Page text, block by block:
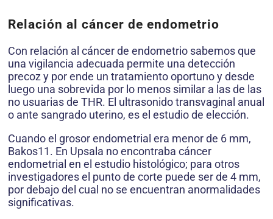
Relación al cáncer de endometrio
Con relación al cáncer de endometrio sabemos que
una vigilancia adecuada permite una detección
precoz y por ende un tratamiento oportuno y desde
luego una sobrevida por lo menos similar a las de las
no usuarias de THR. El ultrasonido transvaginal anual
o ante sangrado uterino, es el estudio de elección.
Cuando el grosor endometrial era menor de 6 mm,
Bakos11. En Upsala no encontraba cáncer
endometrial en el estudio histológico; para otros
investigadores el punto de corte puede ser de 4 mm,
por debajo del cual no se encuentran anormalidades
significativas.